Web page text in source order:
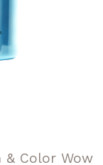
& Color Wow